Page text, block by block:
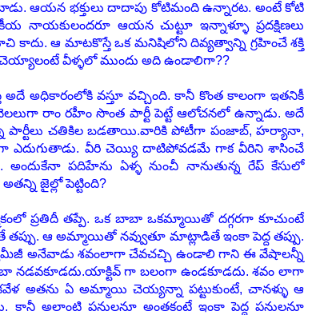
ఆయన భక్తులు దాదాపు కోటిమంది ఉన్నారట. అంటే కోటి
నాయకులందరూ ఆయన చుట్టూ ఇన్నాళ్ళూ ప్రదక్షిణలు
ఆ మాటకొస్తే ఒక మనిషిలోని దివ్యత్వాన్ని గ్రహించే శక్తి
వీళ్ళలో ముందు అది ఉండాలిగా??
అదే అధికారంలోకి వస్తూ వచ్చింది. కానీ కొంత కాలంగా ఇతనికీ
రాం రహీం సొంత పార్టీ పెట్టే ఆలోచనలో ఉన్నాడు. అదే
పార్టీలు చతికిల బడతాయి.వారికి పోటీగా పంజాబ్, హర్యానా,
ఎదుగుతాడు. వీరి చెయ్యి దాటిపోవడమే గాక వీరిని శాసించే
పదిహేను ఏళ్ళ నుంచీ నానుతున్న రేప్ కేసులో
జైల్లో పెట్టింది?
ప్రతిదీ తప్పే. ఒక బాబా ఒకమ్మాయితో దగ్గరగా కూచుంటే
ఆ అమ్మాయితో నవ్వుతూ మాట్లాడితే ఇంకా పెద్ద తప్పు.
అనేవాడు శవంలాగా చేవచచ్చి ఉండాలి గాని ఈ వేషాలన్నీ
నడవకూడదు.యాక్టివ్ గా బలంగా ఉండకూడదు. శవం లాగా
అతను ఏ అమ్మాయి చెయ్యన్నా పట్టుకుంటే, చానళ్ళు ఆ
అలాంటి పనులనూ అంతకంటే ఇంకా పెద్ద పనులనూ